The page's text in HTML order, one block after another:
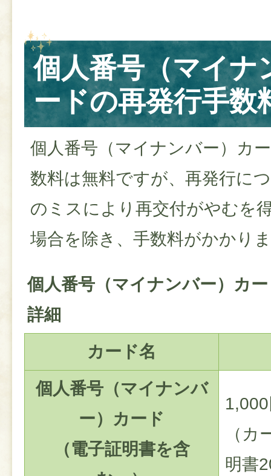
個人番号（マイナ
ードの再発行手数
個人番号（マイナンバー）カ
数料は無料ですが、再発行に
のミスにより再交付がやむを
場合を除き、手数料がかかり
個人番号（マイナンバー）カ
詳細
カード名
個人番号（マイナンバ
ー）カード
（電子証明書を含
（カ
明書